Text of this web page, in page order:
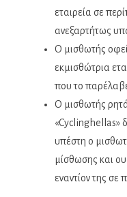
εταιρεία σε
ανεξαρτήτως
Ο μισθωτής
εκμισθώτρια
που το
Ο μισθωτής
«Cyclinghellas»
υπέστη ο
μίσθωσης και
εναντίον της σε